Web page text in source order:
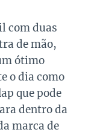
com duas
de mão,
ótimo
o dia como
que pode
dentro da
marca de